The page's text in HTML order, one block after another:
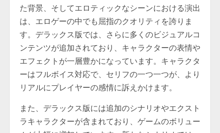
た背景、そしてエロティックなシーンにおける演出
は、エロゲーの中でも屈指のクオリティを誇りま
す。デラックス版では、さらに多くのビジュアルコ
ンテンツが追加されており、キャラクターの表情や
エフェクトが一層豊かになっています。キャラクタ
ーはフルボイス対応で、セリフの一つ一つが、より
リアルにプレイヤーの感情に訴えかけます。
また、デラックス版には追加のシナリオやエクスト
ラキャラクターが含まれており、ゲームのボリュー